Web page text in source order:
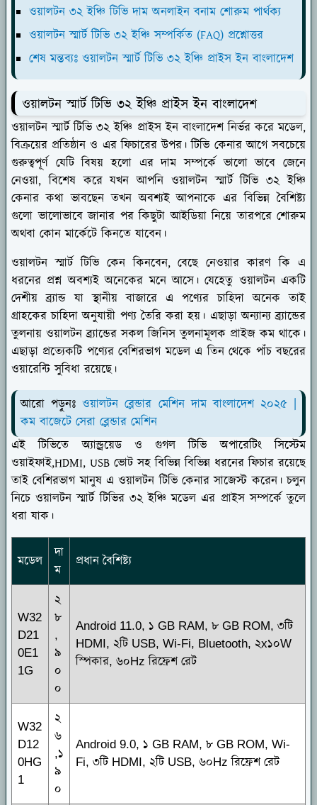
ওয়ালটন ৩২ ইঞ্চি টিভি দাম অনলাইন বনাম শোরুম পার্থক্য
ওয়ালটন স্মার্ট টিভি ৩২ ইঞ্চি সম্পর্কিত (FAQ) প্রশ্নোত্তর
শেষ মন্তব্যঃ ওয়ালটন স্মার্ট টিভি ৩২ ইঞ্চি প্রাইস ইন বাংলাদেশ
ওয়ালটন স্মার্ট টিভি ৩২ ইঞ্চি প্রাইস ইন বাংলাদেশ
ওয়ালটন স্মার্ট টিভি ৩২ ইঞ্চি প্রাইস ইন বাংলাদেশ নির্ভর করে মডেল,
বিক্রয়ের প্রতিষ্ঠান ও এর ফিচারের উপর। টিভি কেনার আগে সবচেয়ে
গুরুত্বপূর্ণ যেটি বিষয় হলো এর দাম সম্পর্কে ভালো ভাবে জেনে
নেওয়া, বিশেষ করে যখন আপনি ওয়ালটন স্মার্ট টিভি ৩২ ইঞ্চি
কেনার কথা ভাবছেন তখন অবশ্যই আপনাকে এর বিভিন্ন বৈশিষ্ট্য
গুলো ভালোভাবে জানার পর কিছুটা আইডিয়া নিয়ে তারপরে শোরুম
অথবা কোন মার্কেটে কিনতে যাবেন।
ওয়ালটন স্মার্ট টিভি কেন কিনবেন, বেছে নেওয়ার কারণ কি এ
ধরনের প্রশ্ন অবশ্যই অনেকের মনে আসে। যেহেতু ওয়ালটন একটি
দেশীয় ব্র্যান্ড যা স্থানীয় বাজারে এ পণ্যের চাহিদা অনেক তাই
গ্রাহকের চাহিদা অনুযায়ী পণ্য তৈরি করা হয়। এছাড়া অন্যান্য ব্র্যান্ডের
তুলনায় ওয়ালটন ব্র্যান্ডের সকল জিনিস তুলনামূলক প্রাইজ কম থাকে।
এছাড়া প্রত্যেকটি পণ্যের বেশিরভাগ মডেল এ তিন থেকে পাঁচ বছরের
ওয়ারেন্টি সুবিধা রয়েছে।
আরো পড়ুনঃওয়ালটন ব্লেন্ডার মেশিন দাম বাংলাদেশ ২০২৫ |
কম বাজেটে সেরা ব্লেন্ডার মেশিন
এই টিভিতে অ্যান্ড্রয়েড ও গুগল টিভি অপারেটিং সিস্টেম
ওয়াইফাই,HDMI, USB ভোট সহ বিভিন্ন বিভিন্ন ধরনের ফিচার রয়েছে
তাই বেশিরভাগ মানুষ এ ওয়ালটন টিভি কেনার সাজেস্ট করেন। চলুন
নিচে ওয়ালটন স্মার্ট টিভির ৩২ ইঞ্চি মডেল এর প্রাইস সম্পর্কে তুলে
ধরা যাক।
মডেল
দা
ম
প্রধান বৈশিষ্ট্য
W32
D21
0E1
1G
২
৮
,
৯
০
০
Android 11.0, ১ GB RAM, ৮ GB ROM, ৩টি
HDMI, ২টি USB, Wi-Fi, Bluetooth, ২x১০W
স্পিকার, ৬০Hz রিফ্রেশ রেট
W32
D12
0HG
1
২
৬
,১
৯
০
Android 9.0, ১ GB RAM, ৮ GB ROM, Wi-
Fi, ৩টি HDMI, ২টি USB, ৬০Hz রিফ্রেশ রেট